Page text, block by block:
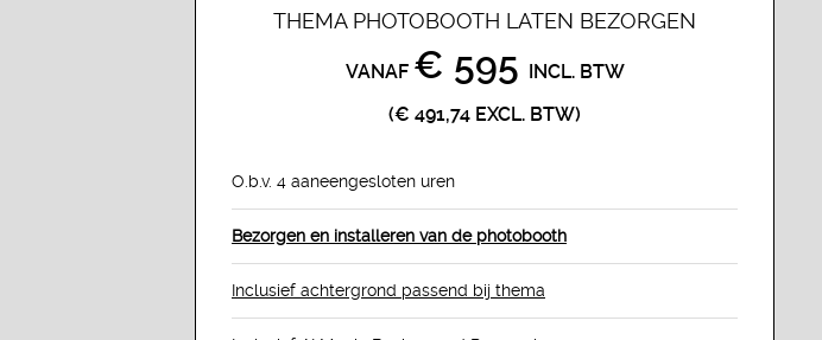
THEMA PHOTOBOOTH LATEN BEZORGEN
VANAF € 595 INCL. BTW
(€ 491,74 EXCL. BTW)
O.b.v. 4 aaneengesloten uren
Bezorgen en installeren van de photobooth
Inclusief achtergrond passend bij thema